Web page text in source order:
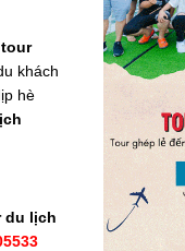
tour
khách
hè
du lịch